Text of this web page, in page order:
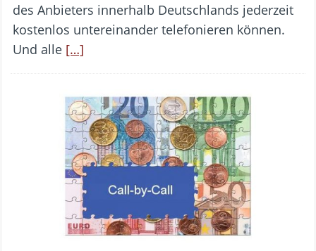
des Anbieters innerhalb Deutschlands jederzeit
kostenlos untereinander telefonieren können.
Und alle […]